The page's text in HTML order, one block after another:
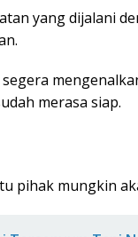
yang dijalani
merasa siap.
pihak mungkin